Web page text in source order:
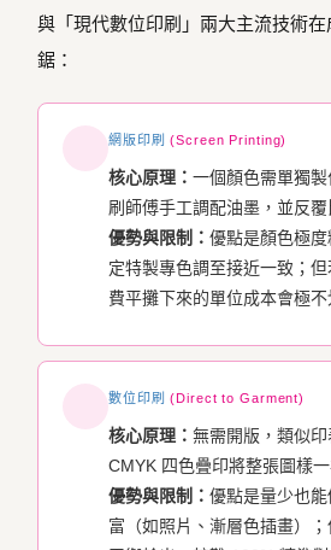
與「現代數位印刷」兩大主流技術
鋸：
網版印刷 (Screen Printing)
核心原理： 一個顏色需單獨
刷師傅手工調配油墨，並反覆
優勢與限制： 優點是顏色極
定特製專色調至接近一致；
費平攤下來的單位成本會極不
數位印刷 (Direct to Garment)
核心原理： 無需開版，類似
CMYK 四色疊印將整張圖樣一
優勢與限制： 優點是量少也
富（如照片、漸層色插畫）